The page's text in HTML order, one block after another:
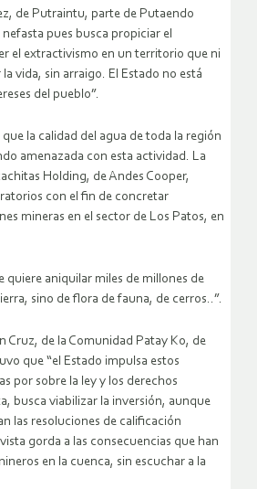
de Putraintu, parte de Putaendo
nefasta pues busca propiciar el
el extractivismo en un territorio que ni
vida, sin arraigo. El Estado no está
del pueblo”.
la calidad del agua de toda la región
amenazada con esta actividad. La
Holding, de Andes Cooper,
con el fin de concretar
mineras en el sector de Los Patos, en
quiere aniquilar miles de millones de
sino de flora de fauna, de cerros..”.
Cruz, de la Comunidad Patay Ko, de
que “el Estado impulsa estos
por sobre la ley y los derechos
busca viabilizar la inversión, aunque
las resoluciones de calificación
gorda a las consecuencias que han
en la cuenca, sin escuchar a la